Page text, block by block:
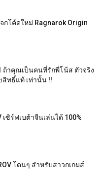
จกโค้ดใหม่ Ragnarok Origin
ถ้าคุณเป็นคนที่รักพี่โน้ส ตัวจริง
ทธิ์แท้ เท่านั้น !!
ซิร์ฟเบต้าจีนเล่นได้ 100%
โดนๆ สำหรับสาวกเกมส์